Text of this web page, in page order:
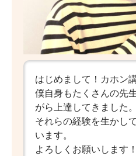
はじめまして！カホン
僕自身もたくさんの先
がら上達してきました。
それらの経験を生かし
います。
よろしくお願いします